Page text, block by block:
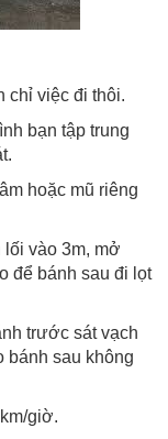
chỉ việc đi thôi.
bạn tập trung
hoặc mũ riêng
lối vào 3m, mở
để bánh sau đi lọt
trước sát vạch
bánh sau không
giờ.